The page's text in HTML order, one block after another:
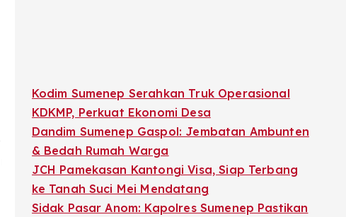
Kodim Sumenep Serahkan Truk Operasional
KDKMP, Perkuat Ekonomi Desa
Dandim Sumenep Gaspol: Jembatan Ambunten
& Bedah Rumah Warga
JCH Pamekasan Kantongi Visa, Siap Terbang
ke Tanah Suci Mei Mendatang
Sidak Pasar Anom: Kapolres Sumenep Pastikan